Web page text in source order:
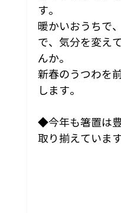
す。
暖かいおうちで
で、気分を変え
んか。
新春のうつわを
します。
◆今年も箸置は
取り揃えています